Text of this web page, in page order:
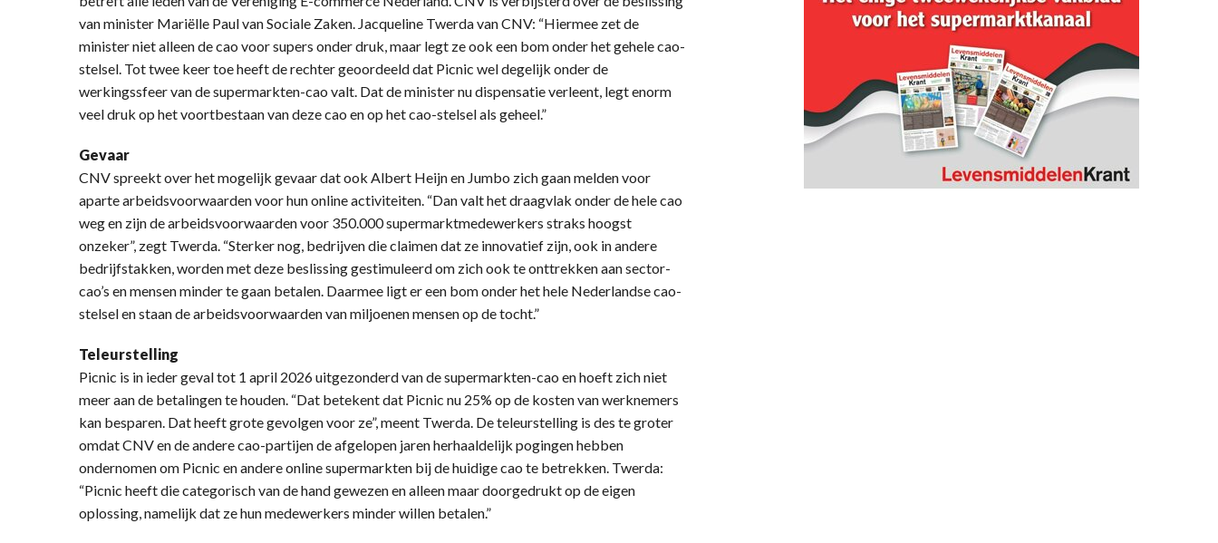
van minister Mariëlle Paul van Sociale Zaken. Jacqueline Twerda van CNV: “Hiermee zet de
minister niet alleen de cao voor supers onder druk, maar legt ze ook een bom onder het gehele cao-
stelsel. Tot twee keer toe heeft de rechter geoordeeld dat Picnic wel degelijk onder de
werkingssfeer van de supermarkten-cao valt. Dat de minister nu dispensatie verleent, legt enorm
veel druk op het voortbestaan van deze cao en op het cao-stelsel als geheel.”
Gevaar
CNV spreekt over het mogelijk gevaar dat ook Albert Heijn en Jumbo zich gaan melden voor
aparte arbeidsvoorwaarden voor hun online activiteiten. “Dan valt het draagvlak onder de hele cao
weg en zijn de arbeidsvoorwaarden voor 350.000 supermarktmedewerkers straks hoogst
onzeker”, zegt Twerda. “Sterker nog, bedrijven die claimen dat ze innovatief zijn, ook in andere
bedrijfstakken, worden met deze beslissing gestimuleerd om zich ook te onttrekken aan sector-
cao’s en mensen minder te gaan betalen. Daarmee ligt er een bom onder het hele Nederlandse cao-
stelsel en staan de arbeidsvoorwaarden van miljoenen mensen op de tocht.”
Teleurstelling
Picnic is in ieder geval tot 1 april 2026 uitgezonderd van de supermarkten-cao en hoeft zich niet
meer aan de betalingen te houden. “Dat betekent dat Picnic nu 25% op de kosten van werknemers
kan besparen. Dat heeft grote gevolgen voor ze”, meent Twerda. De teleurstelling is des te groter
omdat CNV en de andere cao-partijen de afgelopen jaren herhaaldelijk pogingen hebben
ondernomen om Picnic en andere online supermarkten bij de huidige cao te betrekken. Twerda:
“Picnic heeft die categorisch van de hand gewezen en alleen maar doorgedrukt op de eigen
oplossing, namelijk dat ze hun medewerkers minder willen betalen.”